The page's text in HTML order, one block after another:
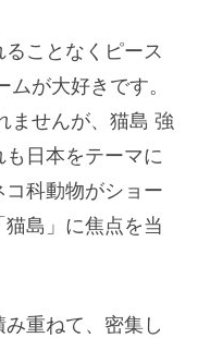
ことなくピース
が大好きです。
ませんが、猫島 強
日本をテーマに
科動物がショー
島」に焦点を当
重ねて、密集し